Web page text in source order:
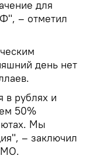
для
– отметил
день нет
в рублях и
50%
Мы
– заключил